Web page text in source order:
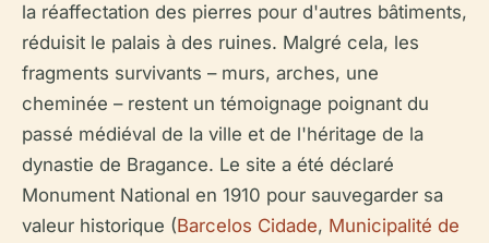
la réaffectation des pierres pour d'autres bâtiments,
réduisit le palais à des ruines. Malgré cela, les
fragments survivants – murs, arches, une
cheminée – restent un témoignage poignant du
passé médiéval de la ville et de l'héritage de la
dynastie de Bragance. Le site a été déclaré
Monument National en 1910 pour sauvegarder sa
valeur historique (Barcelos Cidade, Municipalité de